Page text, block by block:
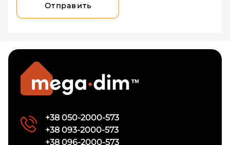
Отправить
+38 050-2000-573
+38 093-2000-573
+38 096-2000-573